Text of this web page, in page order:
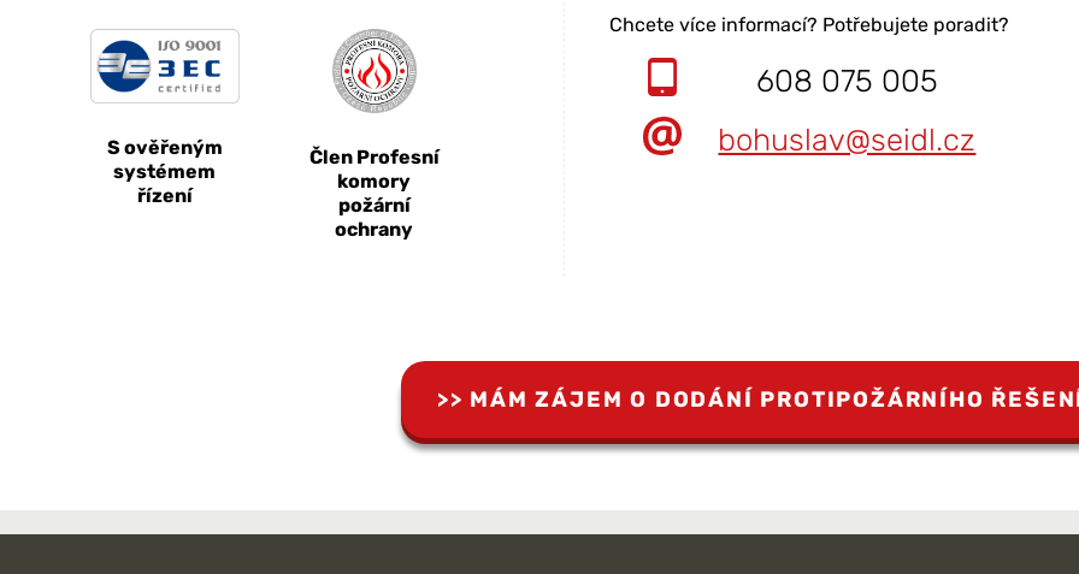
S ověřeným
systémem
řízení
Člen Profesní
komory
požární
ochrany
Chcete více informací? Potřebujete poradit?
608 075 005
bohuslav@seidl.cz
MÁM ZÁJEM O DODÁNÍ PROTIPOŽÁRNÍHO